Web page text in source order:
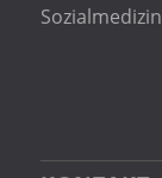
Sozialmedizin